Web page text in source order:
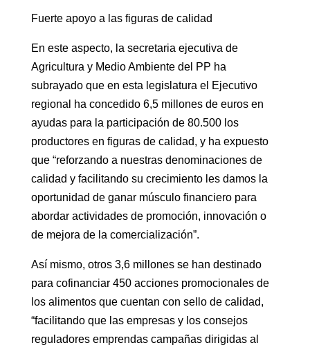
Fuerte apoyo a las figuras de calidad
En este aspecto, la secretaria ejecutiva de
Agricultura y Medio Ambiente del PP ha
subrayado que en esta legislatura el Ejecutivo
regional ha concedido 6,5 millones de euros en
ayudas para la participación de 80.500 los
productores en figuras de calidad, y ha expuesto
que “reforzando a nuestras denominaciones de
calidad y facilitando su crecimiento les damos la
oportunidad de ganar músculo financiero para
abordar actividades de promoción, innovación o
de mejora de la comercialización”.
Así mismo, otros 3,6 millones se han destinado
para cofinanciar 450 acciones promocionales de
los alimentos que cuentan con sello de calidad,
“facilitando que las empresas y los consejos
reguladores emprendas campañas dirigidas al